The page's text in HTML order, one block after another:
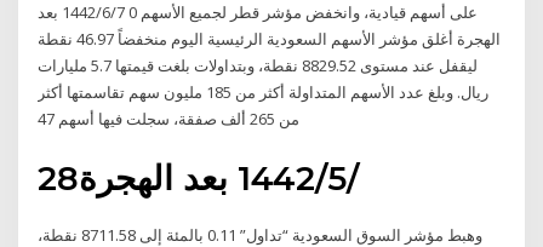
على أسهم قيادية، وانخفض مؤشر قطر لجميع الأسهم 0 7‏‏/6‏‏/1442 بعد
الهجرة أغلق مؤشر الأسهم السعودية الرئيسية اليوم منخفضاً 46.97 نقطة
ليقفل عند مستوى 8829.52 نقطة، وبتداولات بلغت قيمتها 5.7 مليارات
ريال. وبلغ عدد الأسهم المتداولة أكثر من 185 مليون سهم تقاسمتها أكثر
من 265 ألف صفقة، سجلت فيها أسهم 47
28‏‏/5‏‏/1442 بعد الهجرة
وهبط مؤشر السوق السعودية “تداول” 0.11 بالمئة إلى 8711.58 نقطة،